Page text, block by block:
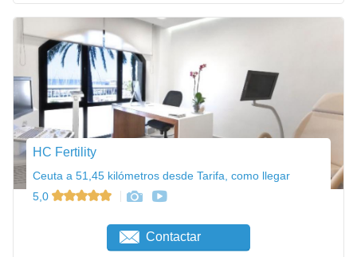
HC Fertility
Ceuta a 51,45 kilómetros desde Tarifa, como llegar
5,0
Contactar